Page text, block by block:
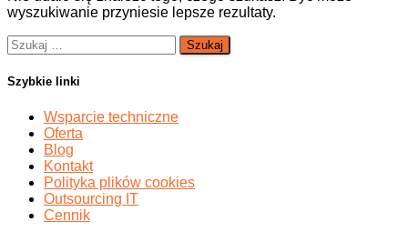
wyszukiwanie przyniesie lepsze rezultaty.
Szukaj:
Szybkie linki
Wsparcie techniczne
Oferta
Blog
Kontakt
Polityka plików cookies
Outsourcing IT
Cennik